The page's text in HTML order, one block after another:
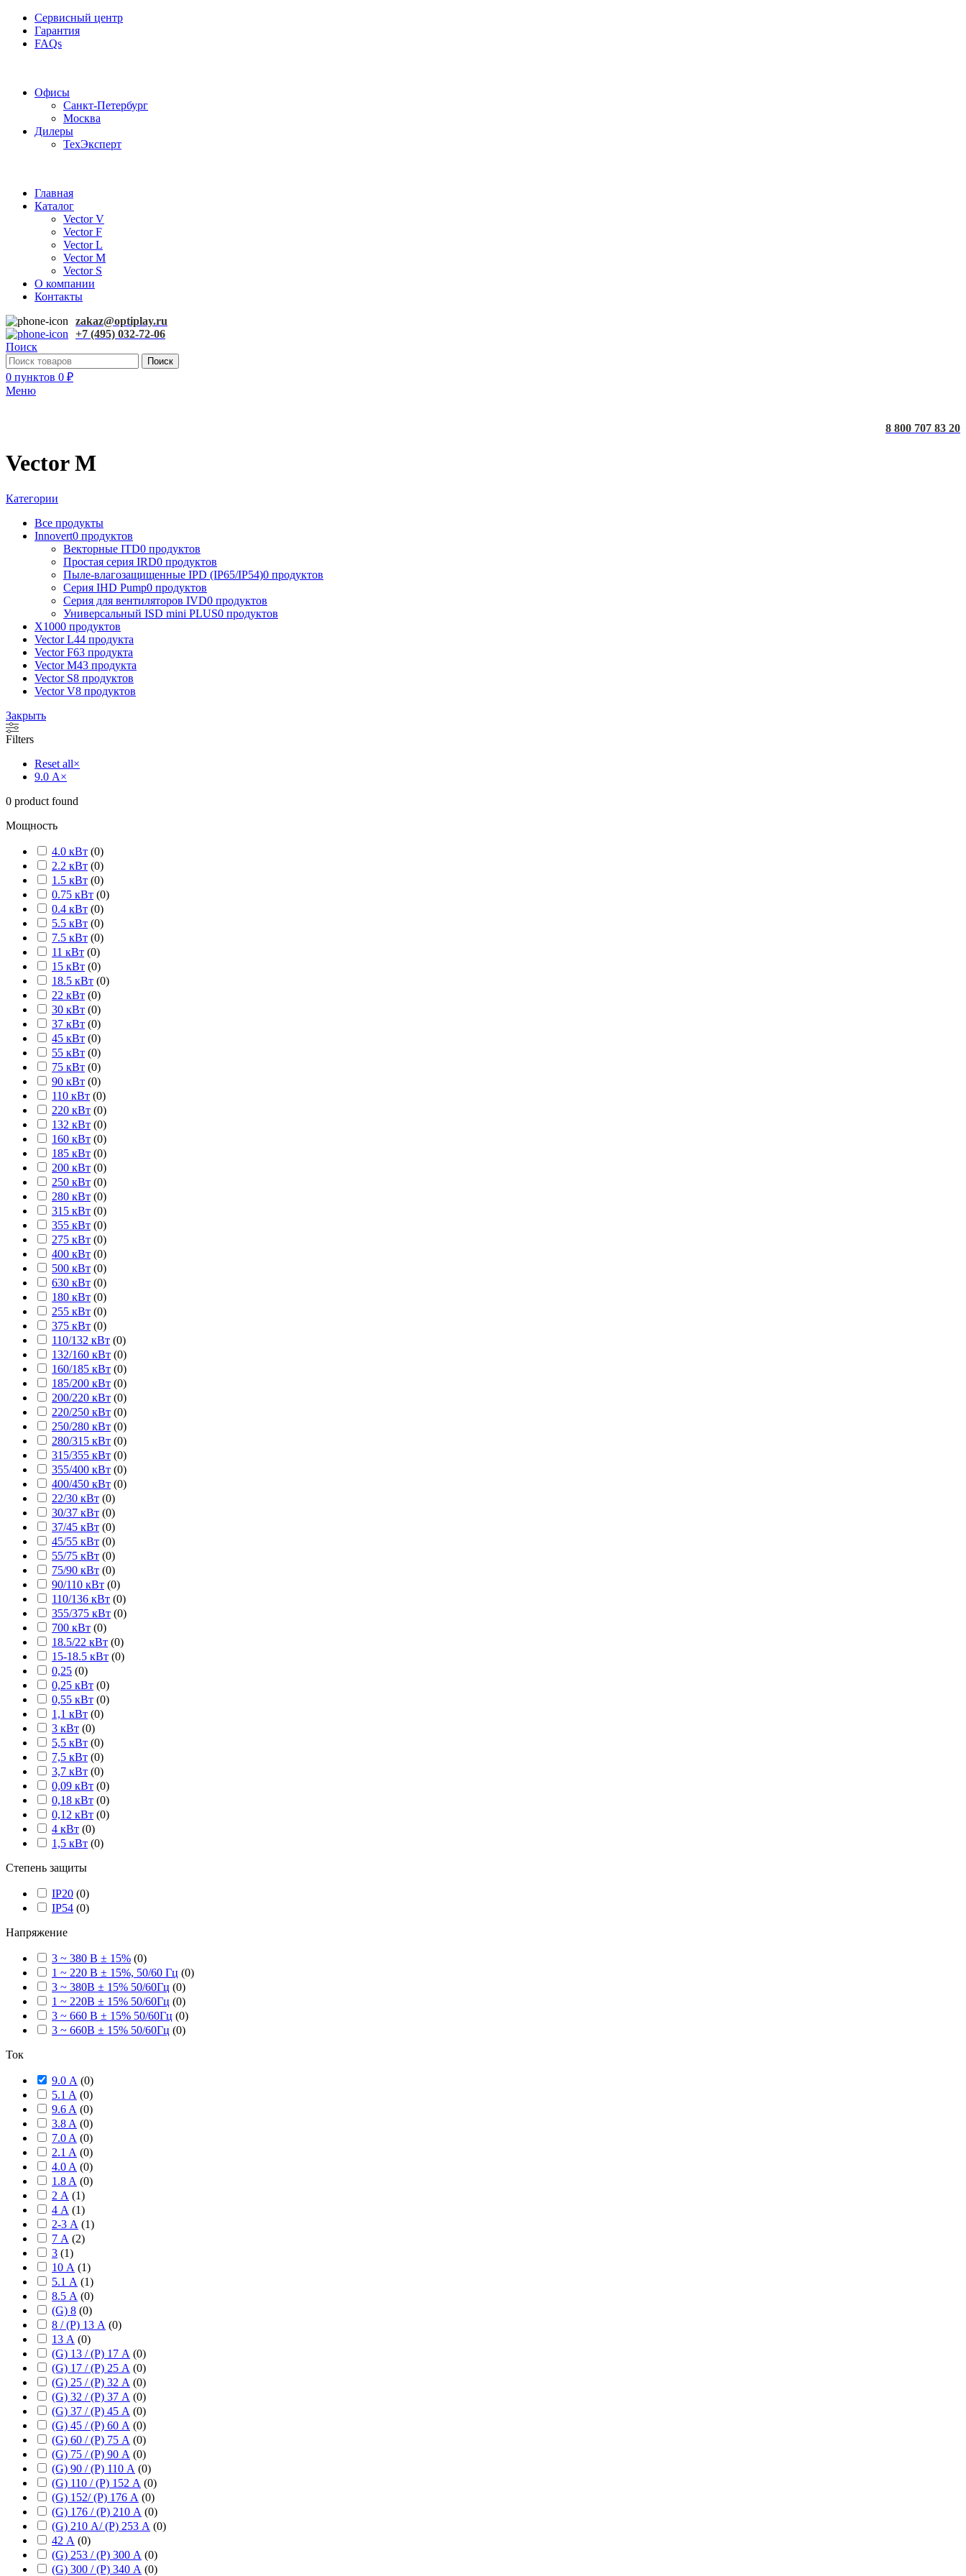
Сервисный центр
Гарантия
FAQs
Офисы
Санкт-Петербург
Москва
Дилеры
ТехЭксперт
Главная
Каталог
Vector V
Vector F
Vector L
Vector M
Vector S
О компании
Контакты
zakaz@optiplay.ru
+7 (495) 032-72-06
Поиск
Поиск
0 пунктов 0 ₽
Меню
8 800 707 83 20
Vector M
Категории
Все продукты
Innovert0 продуктов
Векторные ITD0 продуктов
Простая серия IRD0 продуктов
Пыле-влагозащищенные IPD (IP65/IP54)0 продуктов
Серия IHD Pump0 продуктов
Серия для вентиляторов IVD0 продуктов
Универсальный ISD mini PLUS0 продуктов
X1000 продуктов
Vector L44 продукта
Vector F63 продукта
Vector M43 продукта
Vector S8 продуктов
Vector V8 продуктов
Закрыть
Filters
Reset all×
9.0 А×
0 product found
Мощность
4.0 кВт (0)
2.2 кВт (0)
1.5 кВт (0)
0.75 кВт (0)
0.4 кВт (0)
5.5 кВт (0)
7.5 кВт (0)
11 кВт (0)
15 кВт (0)
18.5 кВт (0)
22 кВт (0)
30 кВт (0)
37 кВт (0)
45 кВт (0)
55 кВт (0)
75 кВт (0)
90 кВт (0)
110 кВт (0)
220 кВт (0)
132 кВт (0)
160 кВт (0)
185 кВт (0)
200 кВт (0)
250 кВт (0)
280 кВт (0)
315 кВт (0)
355 кВт (0)
275 кВт (0)
400 кВт (0)
500 кВт (0)
630 кВт (0)
180 кВт (0)
255 кВт (0)
375 кВт (0)
110/132 кВт (0)
132/160 кВт (0)
160/185 кВт (0)
185/200 кВт (0)
200/220 кВт (0)
220/250 кВт (0)
250/280 кВт (0)
280/315 кВт (0)
315/355 кВт (0)
355/400 кВт (0)
400/450 кВт (0)
22/30 кВт (0)
30/37 кВт (0)
37/45 кВт (0)
45/55 кВт (0)
55/75 кВт (0)
75/90 кВт (0)
90/110 кВт (0)
110/136 кВт (0)
355/375 кВт (0)
700 кВт (0)
18.5/22 кВт (0)
15-18.5 кВт (0)
0,25 (0)
0,25 кВт (0)
0,55 кВт (0)
1,1 кВт (0)
3 кВт (0)
5,5 кВт (0)
7,5 кВт (0)
3,7 кВт (0)
0,09 кВт (0)
0,18 кВт (0)
0,12 кВт (0)
4 кВт (0)
1,5 кВт (0)
Степень защиты
IP20 (0)
IP54 (0)
Напряжение
3 ~ 380 В ± 15% (0)
1 ~ 220 В ± 15%, 50/60 Гц (0)
3 ~ 380В ± 15% 50/60Гц (0)
1 ~ 220В ± 15% 50/60Гц (0)
3 ~ 660 В ± 15% 50/60Гц (0)
3 ~ 660В ± 15% 50/60Гц (0)
Ток
9.0 А (0)
5.1 A (0)
9.6 A (0)
3.8 A (0)
7.0 A (0)
2.1 A (0)
4.0 A (0)
1.8 A (0)
2 А (1)
4 А (1)
2-3 А (1)
7 А (2)
3 (1)
10 А (1)
5.1 А (1)
8.5 А (0)
(G) 8 (0)
8 / (P) 13 А (0)
13 А (0)
(G) 13 / (P) 17 А (0)
(G) 17 / (P) 25 А (0)
(G) 25 / (P) 32 А (0)
(G) 32 / (P) 37 А (0)
(G) 37 / (P) 45 А (0)
(G) 45 / (P) 60 А (0)
(G) 60 / (P) 75 А (0)
(G) 75 / (P) 90 А (0)
(G) 90 / (P) 110 А (0)
(G) 110 / (P) 152 А (0)
(G) 152/ (P) 176 А (0)
(G) 176 / (P) 210 А (0)
(G) 210 А/ (P) 253 А (0)
42 А (0)
(G) 253 / (P) 300 А (0)
(G) 300 / (P) 340 А (0)